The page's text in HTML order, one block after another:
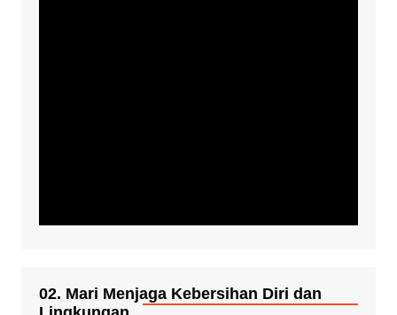
02. Mari Menjaga Kebersihan Diri dan